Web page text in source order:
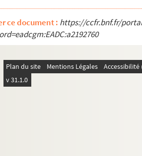
H-HIST-42. Sociétés Diverses
H-HIST-43. Œuvres et sociétés catholiques
H-HIST-44. Œuvres catholiques
H-HIST-46. Divers
H-HIST-47. Divers
ce document : https://ccfr.bnf.fr/
Plan du site Mentions Légales
v 31.1.0